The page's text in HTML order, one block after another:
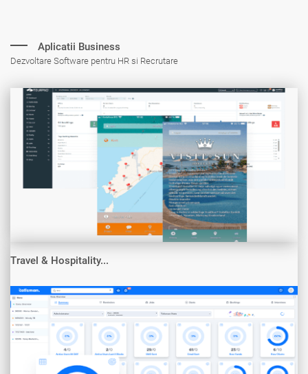
Aplicatii Business
Dezvoltare Software pentru HR si Recrutare
Travel & Hospitality...